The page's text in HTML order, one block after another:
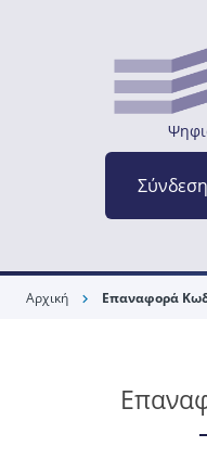
Σύνδεση
Αρχική chevron_right Επαναφορά